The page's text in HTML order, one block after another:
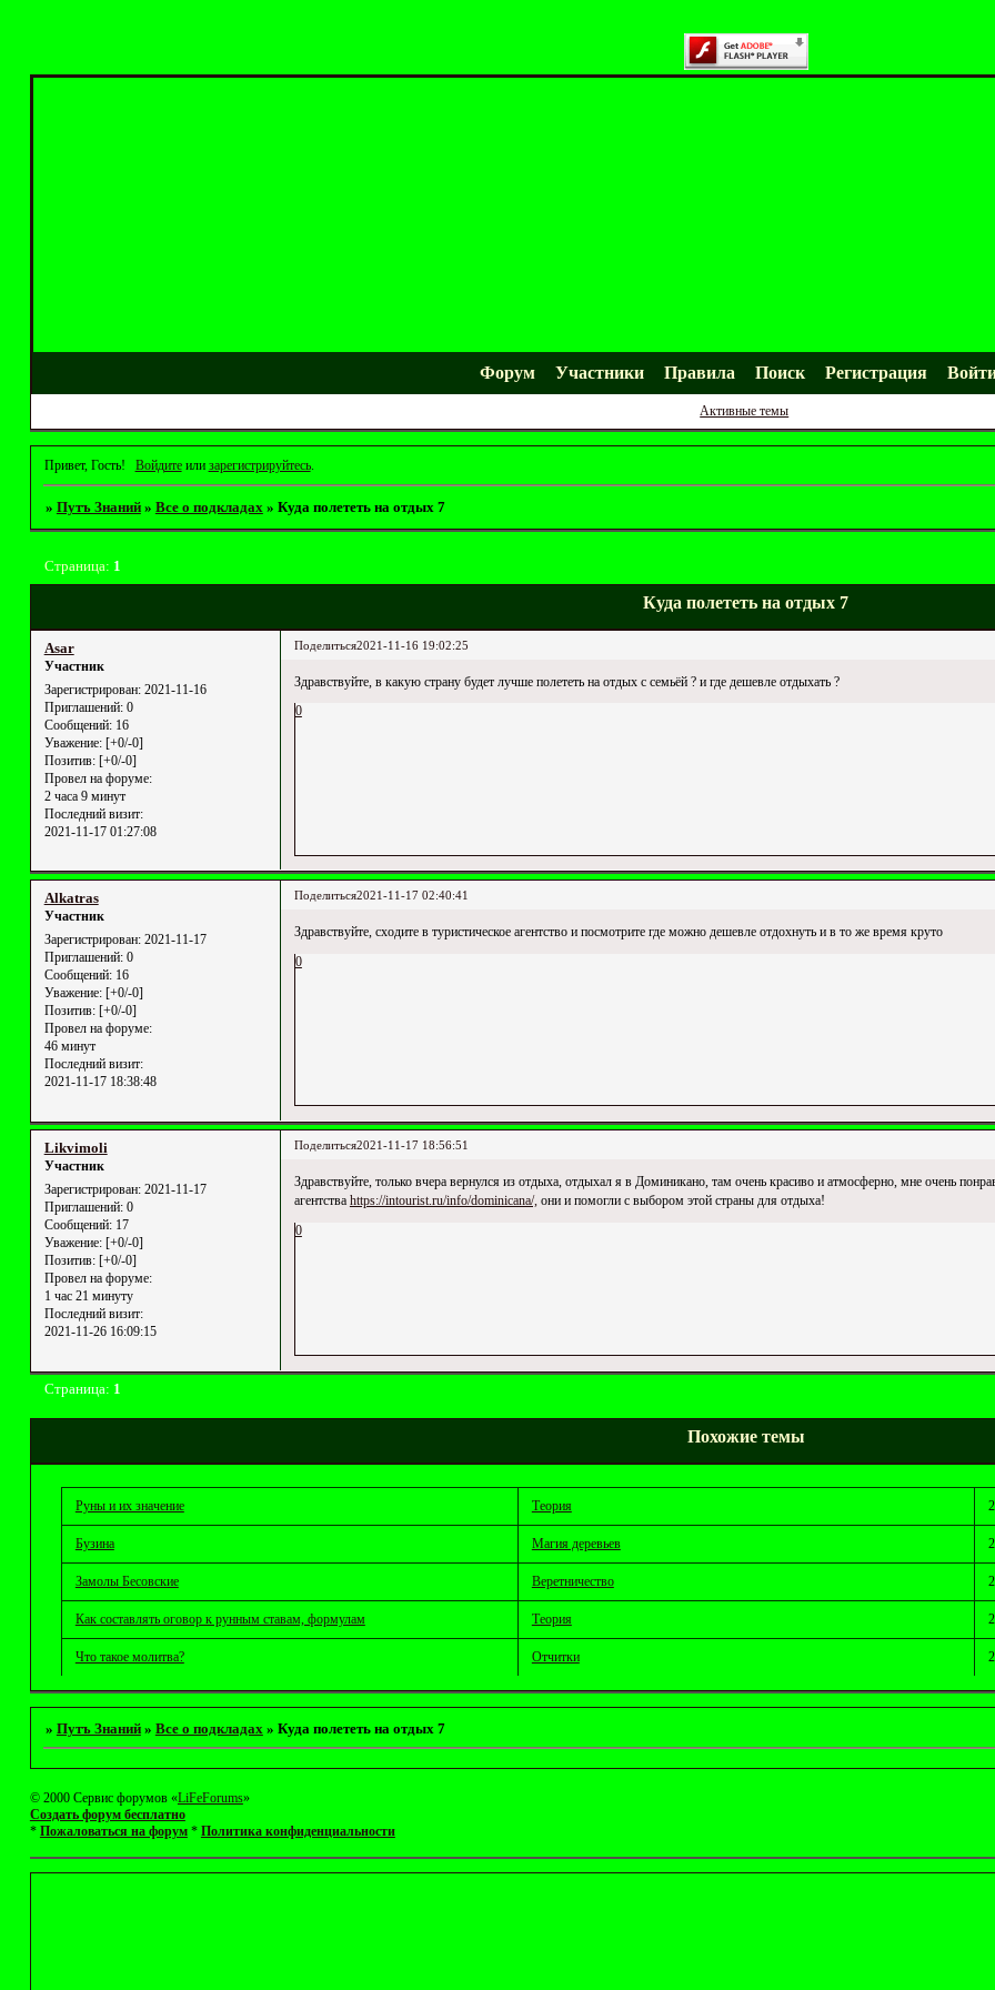
Форум Участники Правила Поиск Регистрация
Активные темы
Привет, Гость! Войдитеили зарегистрируйтесь.
» Путъ Знаний » Все о подкладах » Куда полететь на отдых 7
Куда полететь на отдых 7
Страница: 1
Поделиться2021-11-16 19:02:25
Asar
Участник
Зарегистрирован: 2021-11-16
Приглашений:0
Сообщений:16
Уважение: [+0/-0]
Позитив: [+0/-0]
Провел на форуме:
2 часа 9 минут
Последний визит:
2021-11-17 01:27:08
Здравствуйте, в какую страну будет лучше полететь на отдых с семьёй ? и где дешевле отдыхать ?
0
Поделиться2021-11-17 02:40:41
Alkatras
Участник
Зарегистрирован: 2021-11-17
Приглашений:0
Сообщений:16
Уважение: [+0/-0]
Позитив: [+0/-0]
Провел на форуме:
46 минут
Последний визит:
2021-11-17 18:38:48
Здравствуйте, сходите в туристическое агентство и посмотрите где можно дешевле отдохнуть и в то же время круто
0
Поделиться2021-11-17 18:56:51
Likvimoli
Участник
Зарегистрирован: 2021-11-17
Приглашений:0
Сообщений:17
Уважение: [+0/-0]
Позитив: [+0/-0]
Провел на форуме:
1 час 21 минуту
Последний визит:
2021-11-26 16:09:15
Здравствуйте, только вчера вернулся из отдыха, отдыхал я в Доминикано, там очень красиво и атмосферно, мне очень
агентства https://intourist.ru/info/dominicana/,они и помогли с выбором этой страны для отдыха!
0
Страница: 1
Похожие темы
Руны и их значение Теория
Бузина Магия деревьев
Замолы Бесовские Веретничество
Как составлять оговор к рунным ставам, формулам Теория
Что такое молитва? Отчитки
» Путъ Знаний » Все о подкладах » Куда полететь на отдых 7
© 2000 Сервис форумов «LiFeForums»
Создать форум бесплатно
* Пожаловаться на форум* Политика конфиденциальности